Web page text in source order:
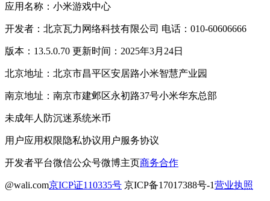
应用名称：小米游戏中心
开发者：北京瓦力网络科技有限公司 电话：010-60606666
版本：13.5.0.70 更新时间：2025年3月24日
北京地址：北京市昌平区安居路小米智慧产业园
南京地址：南京市建邺区永初路37号小米华东总部
未成年人防沉迷系统米币
用户应用权限隐私协议用户服务协议
开发者平台微信公众号微博主页商务合作
@wali.com京ICP证110335号 京ICP备17017388号-1营业执照